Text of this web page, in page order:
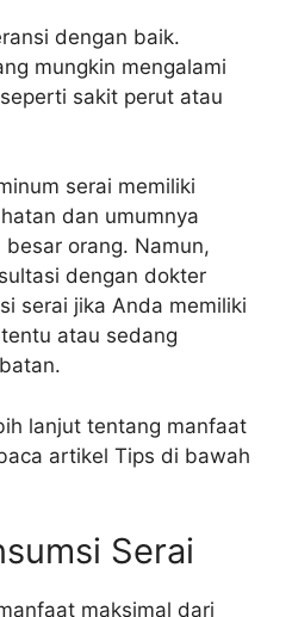
dengan baik.
mungkin mengalami
sakit perut atau
serai memiliki
dan umumnya
orang. Namun,
dengan dokter
serai jika Anda memiliki
atau sedang
lanjut tentang manfaat
artikel Tips di bawah
Serai
maksimal dari